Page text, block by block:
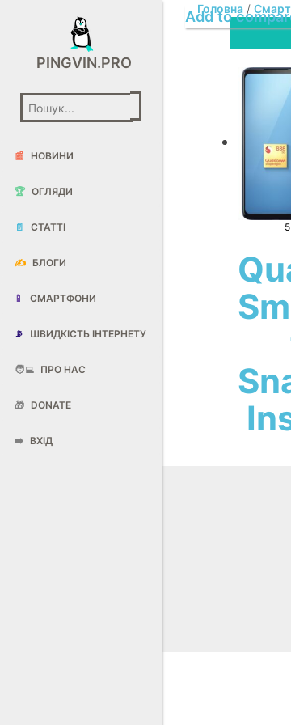
PINGVIN.PRO
📰 НОВИНИ
🏆 ОГЛЯДИ
📄 СТАТТІ
✍️ БЛОГИ
📱 СМАРТФОНИ
📡 ШВИДКІСТЬ ІНТЕРНЕТУ
🧑‍💻 ПРО НАС
🎁 DONATE
➡️ ВХІД
Головна/
Add to